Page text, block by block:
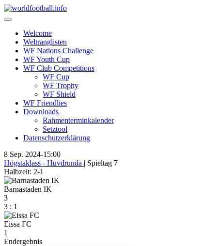
Skip
to
Welcome
Weltranglisten
WF Nations Challenge
WF Youth Cup
WF Club Competitions
WF Cup
WF Trophy
WF Shield
WF Friendlies
Downloads
Rahmenterminkalender
Setztool
Datenschutzerklärung
8 Sep. 2024-15:00
Högstaklass - Huvdrunda | Spieltag 7
Halbzeit: 2-1
Barnastaden IK
3
3 : 1
Eissa FC
1
Endergebnis